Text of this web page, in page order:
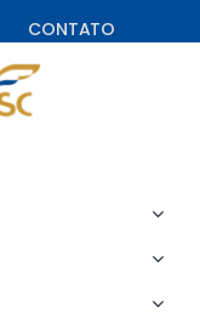
CONTATO